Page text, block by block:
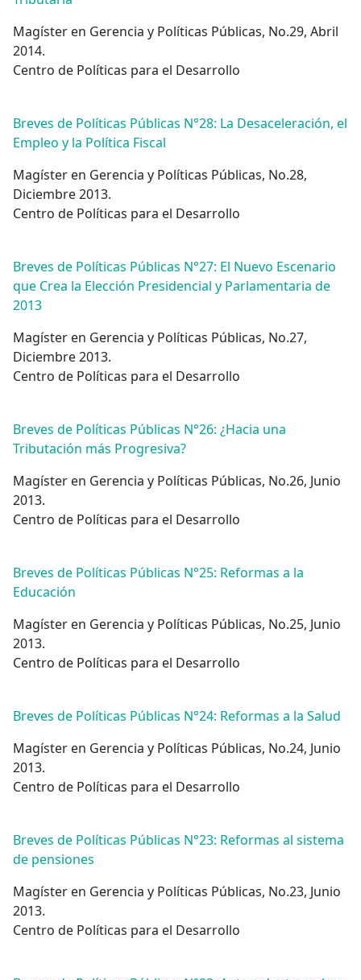
Magíster en Gerencia y Políticas Públicas, No.29, Abril
2014.
Centro de Políticas para el Desarrollo
Breves de Políticas Públicas N°28: La Desaceleración, el
Empleo y la Política Fiscal
Magíster en Gerencia y Políticas Públicas, No.28,
Diciembre 2013.
Centro de Políticas para el Desarrollo
Breves de Políticas Públicas N°27: El Nuevo Escenario
que Crea la Elección Presidencial y Parlamentaria de
2013
Magíster en Gerencia y Políticas Públicas, No.27,
Diciembre 2013.
Centro de Políticas para el Desarrollo
Breves de Políticas Públicas N°26: ¿Hacia una
Tributación más Progresiva?
Magíster en Gerencia y Políticas Públicas, No.26, Junio
2013.
Centro de Políticas para el Desarrollo
Breves de Políticas Públicas N°25: Reformas a la
Educación
Magíster en Gerencia y Políticas Públicas, No.25, Junio
2013.
Centro de Políticas para el Desarrollo
Breves de Políticas Públicas N°24: Reformas a la Salud
Magíster en Gerencia y Políticas Públicas, No.24, Junio
2013.
Centro de Políticas para el Desarrollo
Breves de Políticas Públicas N°23: Reformas al sistema
de pensiones
Magíster en Gerencia y Políticas Públicas, No.23, Junio
2013.
Centro de Políticas para el Desarrollo